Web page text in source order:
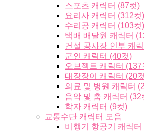
스포츠 캐릭터 (87컷)
요리사 캐릭터 (312컷)
수리공 캐릭터 (103컷)
택배 배달원 캐릭터
건설 공사장 인부 캐
군인 캐릭터 (40컷)
오브젝트 캐릭터 (137
대장장이 캐릭터 (20
의료 및 병원 캐릭터
음악 및 춤 캐릭터 (32
학자 캐릭터 (9컷)
교통수단 캐릭터 모음
비행기 항공기 캐릭터